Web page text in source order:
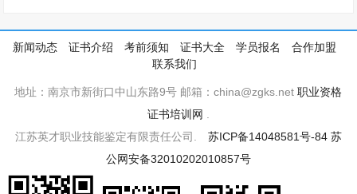
新闻动态 证书介绍 考前须知 证书大全 学员报名
合作加盟
联系我们
地址：南京市新街口中山东路9号 邮箱：china@zgks.net职业资格
证书培训网
江苏英才职业技能鉴定有限责任公司. 苏ICP备14048581号-84 苏
公网安备32010202010857号